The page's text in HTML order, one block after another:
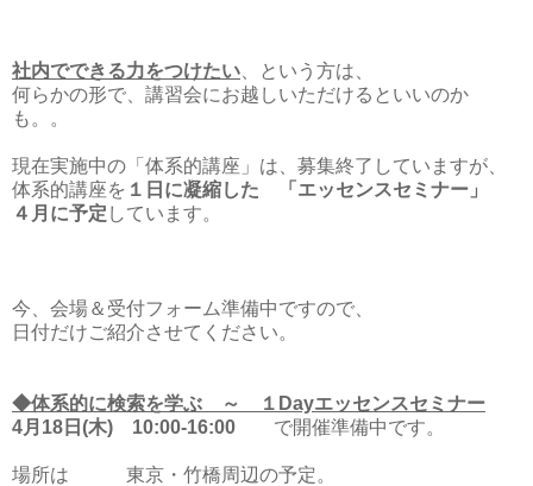
社内でできる力をつけたい 、という方は、
何らかの形で、講習会にお越しいただけるといいのか
も。。
現在実施中の「体系的講座」は、募集終了していますが、
体系的講座を １日に凝縮した 「エッセンスセミナー」
４月に予定 しています。
今、会場＆受付フォーム準備中ですので、
日付だけご紹介させてください。
◆体系的に検索を学ぶ ～ １Dayエッセンスセミナー
4月18日(木) 10:00-16:00 で開催準備中です。
場所は 東京・竹橋周辺の予定。